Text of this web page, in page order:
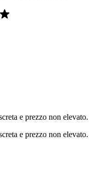
e prezzo non elevato.
e prezzo non elevato.